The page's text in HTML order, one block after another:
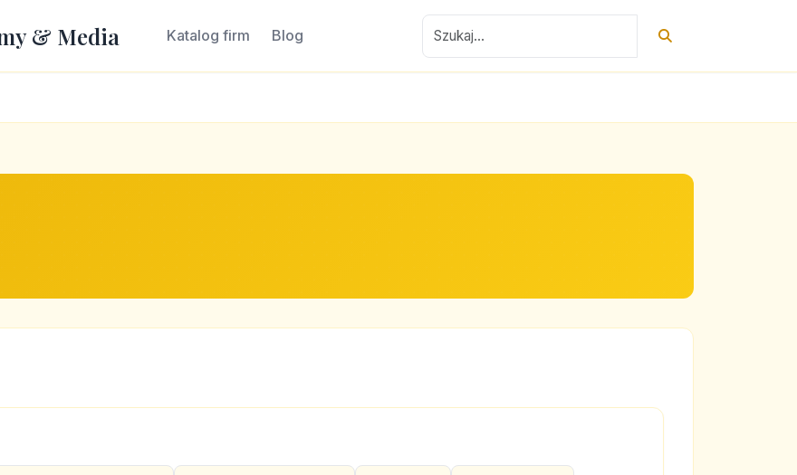
& Media Katalog firm Blog